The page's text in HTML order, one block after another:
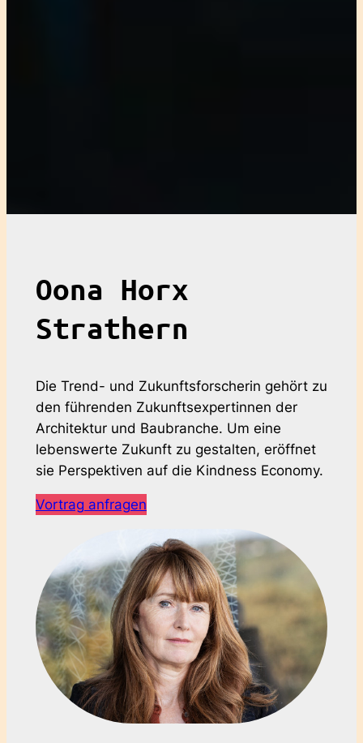
Oona Horx
Strathern
Die Trend- und Zukunftsforscherin gehört zu
den führenden Zukunftsexpertinnen der
Architektur und Baubranche. Um eine
lebenswerte Zukunft zu gestalten, eröffnet
sie Perspektiven auf die Kindness Economy.
Vortrag anfragen